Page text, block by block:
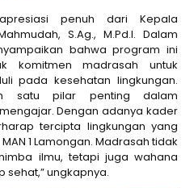
penuh dari Kepala
S.Ag., M.Pd.I. Dalam
bahwa program ini
komitmen madrasah untuk
pada kesehatan lingkungan.
satu pilar penting dalam
Dengan adanya kader
tercipta lingkungan yang
1 Lamongan. Madrasah tidak
ilmu, tetapi juga wahana
ungkapnya.